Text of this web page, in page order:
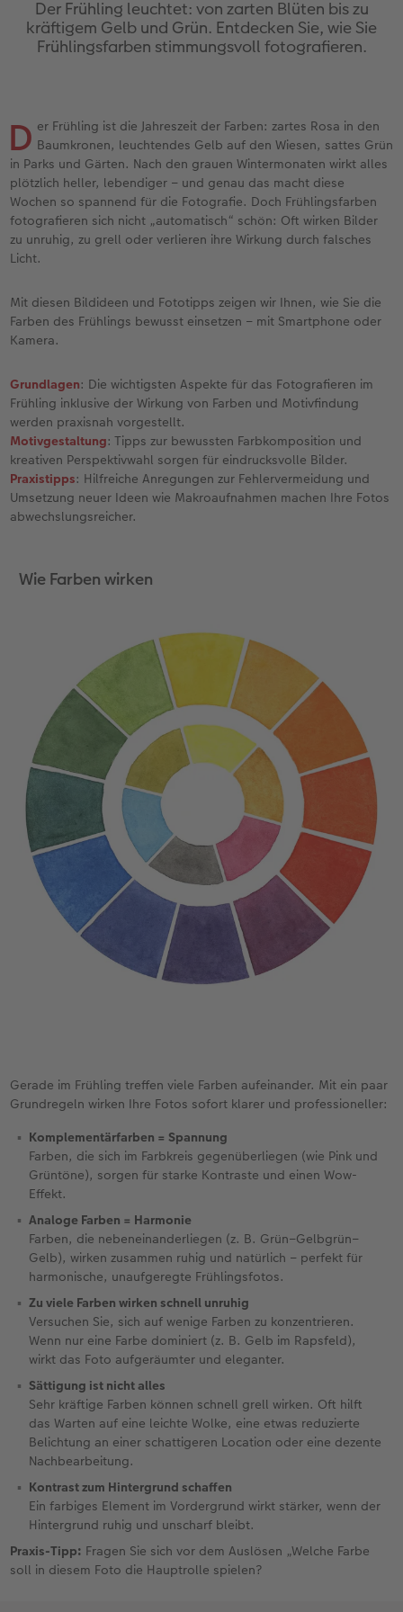
Erinnerungstasche
Personalisierter Schuber
Inspiration
Jahrbuch
Reisefotobuch
Webinare & VHS
Foto-Kochbuch
Neuheiten
hexxas
Acrylglas
Gallery Print
Hartschaum
Foto auf Holz
Bestellwege
CEWE myPhotos
Neuheiten
Extras
Fotosticker
Art Prints
Rahmen
Fotogrößen & Formate
Bestellwege
Neuheiten
Fototassen
Emaille Becher
Dekoration
Schule & Büro
Textilien
Faber-Castell
Neuheiten
CEWE myPhotos
Geburtskarten
Taufkarten
Postkarten verschicken
Fotokarten
Digitale Grußkarte
Papierqualitäten
CEWE myPhotos
Neuheiten
Silikonhüllen
Handykette
Lederhüllen
Holzhüllen
Bio-based Case
Bestellwege
CEWE myPhotos
Neuheiten
Wandkalender Fineline
Papierqualitäten
Designvorlagen
Kalender mit fertigem Design
Gestaltungsideen
Neuheiten
für Männer
für Frauen
für Kinder
für Großeltern
für Tierfreunde
Besondere Geschenkideen
Neuheiten
Erste Schritte
Softwaretipps
Der Frühling leuchtet: von zarten Blüten bis zu
kräftigem Gelb und Grün. Entdecken Sie, wie Sie
Frühlingsfarben stimmungsvoll fotografieren.
D er Frühling ist die Jahreszeit der Farben: zartes Rosa in den
Baumkronen, leuchtendes Gelb auf den Wiesen, sattes Grün
in Parks und Gärten. Nach den grauen Wintermonaten wirkt alles
plötzlich heller, lebendiger – und genau das macht diese
Wochen so spannend für die Fotografie. Doch Frühlingsfarben
fotografieren sich nicht „automatisch“ schön: Oft wirken Bilder
zu unruhig, zu grell oder verlieren ihre Wirkung durch falsches
Licht.
Mit diesen Bildideen und Fototipps zeigen wir Ihnen, wie Sie die
Farben des Frühlings bewusst einsetzen – mit Smartphone oder
Kamera.
Grundlagen: Die wichtigsten Aspekte für das Fotografieren im
Frühling inklusive der Wirkung von Farben und Motivfindung
werden praxisnah vorgestellt.
Motivgestaltung: Tipps zur bewussten Farbkomposition und
kreativen Perspektivwahl sorgen für eindrucksvolle Bilder.
Praxistipps: Hilfreiche Anregungen zur Fehlervermeidung und
Umsetzung neuer Ideen wie Makroaufnahmen machen Ihre Fotos
abwechslungsreicher.
Wie Farben wirken
Gerade im Frühling treffen viele Farben aufeinander. Mit ein paar
Grundregeln wirken Ihre Fotos sofort klarer und professioneller:
Komplementärfarben = Spannung
Farben, die sich im Farbkreis gegenüberliegen (wie Pink und
Grüntöne), sorgen für starke Kontraste und einen Wow-
Effekt.
Analoge Farben = Harmonie
Farben, die nebeneinanderliegen (z. B. Grün–Gelbgrün–
Gelb), wirken zusammen ruhig und natürlich – perfekt für
harmonische, unaufgeregte Frühlingsfotos.
Zu viele Farben wirken schnell unruhig
Versuchen Sie, sich auf wenige Farben zu konzentrieren.
Wenn nur eine Farbe dominiert (z. B. Gelb im Rapsfeld),
wirkt das Foto aufgeräumter und eleganter.
Sättigung ist nicht alles
Sehr kräftige Farben können schnell grell wirken. Oft hilft
das Warten auf eine leichte Wolke, eine etwas reduzierte
Belichtung an einer schattigeren Location oder eine dezente
Nachbearbeitung.
Kontrast zum Hintergrund schaffen
Ein farbiges Element im Vordergrund wirkt stärker, wenn der
Hintergrund ruhig und unscharf bleibt.
Praxis-Tipp: Fragen Sie sich vor dem Auslösen „Welche Farbe
soll in diesem Foto die Hauptrolle spielen?